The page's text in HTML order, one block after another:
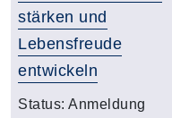
stärken und
Lebensfreude
entwickeln
Status: Anmeldung